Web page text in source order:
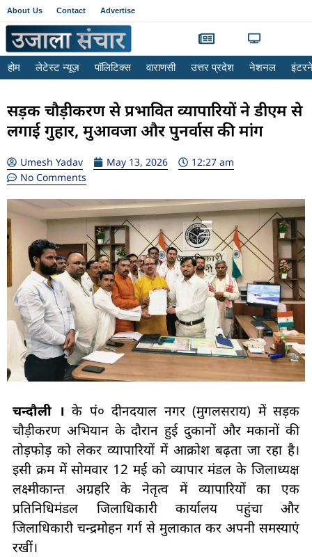
About Us Contact Advertise
होम लेटेस्ट न्यूज़ पॉलिटिक्स वाराणसी उत्तर प्रदेश नेशनल
सड़क चौड़ीकरण से प्रभावित व्यापारियों ने डीएम से
लगाई गुहार, मुआवजा और पुनर्वास की मांग
Umesh Yadav May 13, 2026
12:27 am
No Comments
चन्दौली । के पं० दीनदयाल नगर (मुगलसराय) में सड़क
चौड़ीकरण अभियान के दौरान हुई दुकानों और मकानों की
तोड़फोड़ को लेकर व्यापारियों में आक्रोश बढ़ता जा रहा है।
इसी क्रम में सोमवार 12 मई को व्यापार मंडल के जिलाध्यक्ष
लक्ष्मीकान्त अग्रहरि के नेतृत्व में व्यापारियों का एक
प्रतिनिधिमंडल जिलाधिकारी कार्यालय पहुंचा और
जिलाधिकारी चन्द्रमोहन गर्ग से मुलाकात कर अपनी समस्याएं
रखीं।